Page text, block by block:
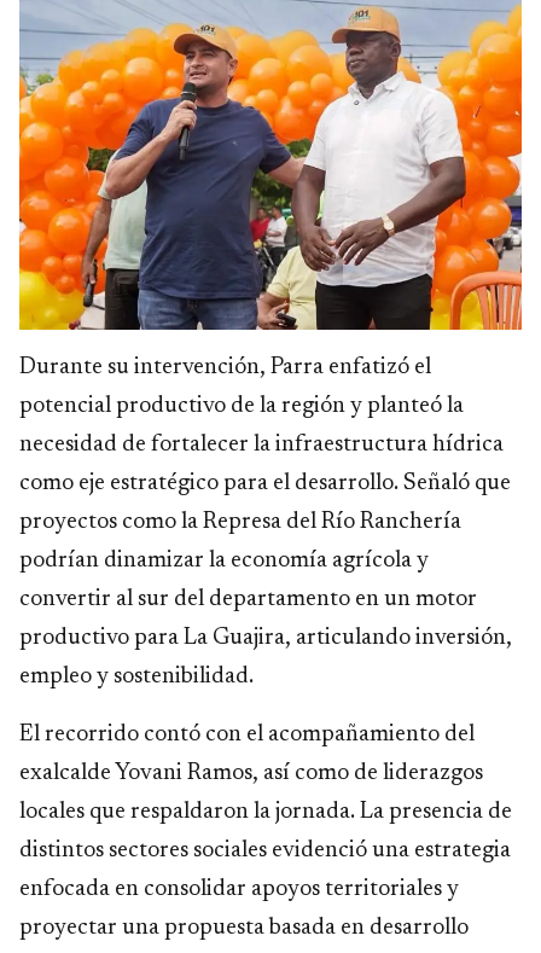
Durante su intervención, Parra enfatizó el
potencial productivo de la región y planteó la
necesidad de fortalecer la infraestructura hídrica
como eje estratégico para el desarrollo. Señaló que
proyectos como la Represa del Río Ranchería
podrían dinamizar la economía agrícola y
convertir al sur del departamento en un motor
productivo para La Guajira, articulando inversión,
empleo y sostenibilidad.
El recorrido contó con el acompañamiento del
exalcalde Yovani Ramos, así como de liderazgos
locales que respaldaron la jornada. La presencia de
distintos sectores sociales evidenció una estrategia
enfocada en consolidar apoyos territoriales y
proyectar una propuesta basada en desarrollo